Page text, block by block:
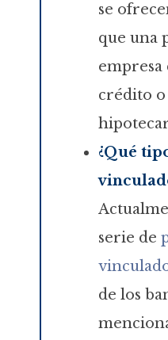
se
que una
crédito
¿Qué
serie de
de los